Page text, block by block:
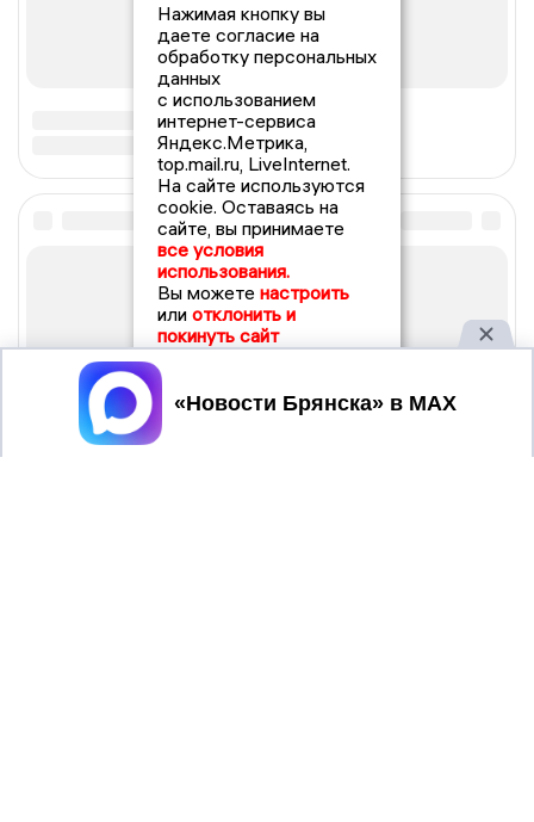
Нажимая кнопку вы
даете согласие на
обработку персональных
данных
с использованием
интернет-сервиса
Яндекс.Метрика,
top.mail.ru, LiveInternet.
На сайте используются
cookie. Оставаясь на
сайте, вы принимаете
все условия
использования.
Вы можете настроить
или отклонить и
покинуть сайт
Принять